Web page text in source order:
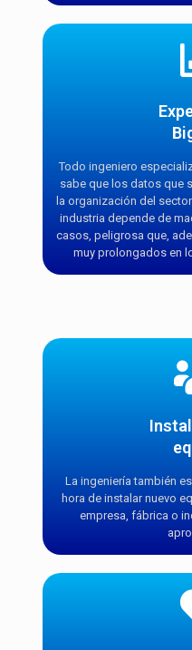
Todo ingeniero
sabe que los datos que
la organización del
industria depende de
casos, peligrosa que,
muy prolongados en
La ingeniería también
hora de instalar nuevo
empresa, fábrica o